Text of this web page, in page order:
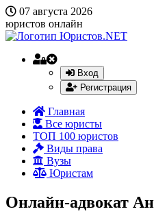
07 августа 2026
юристов онлайн
Вход
Регистрация
Главная
Все юристы
ТОП 100 юристов
Виды права
Вузы
Юристам
Онлайн-адвокат